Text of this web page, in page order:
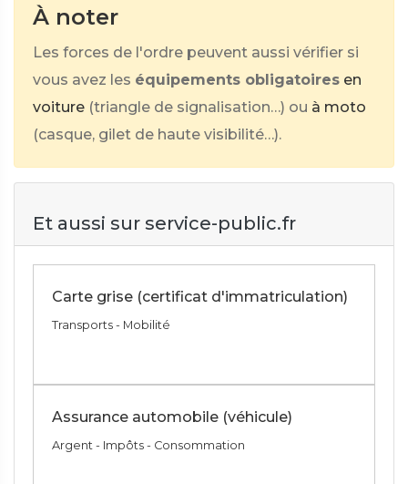
À noter
Les forces de l'ordre peuvent aussi vérifier si
vous avez les équipements obligatoires en
voiture (triangle de signalisation…) ou à moto
(casque, gilet de haute visibilité…).
Et aussi sur service-public.fr
Carte grise (certificat d'immatriculation)
Transports - Mobilité
Assurance automobile (véhicule)
Argent - Impôts - Consommation